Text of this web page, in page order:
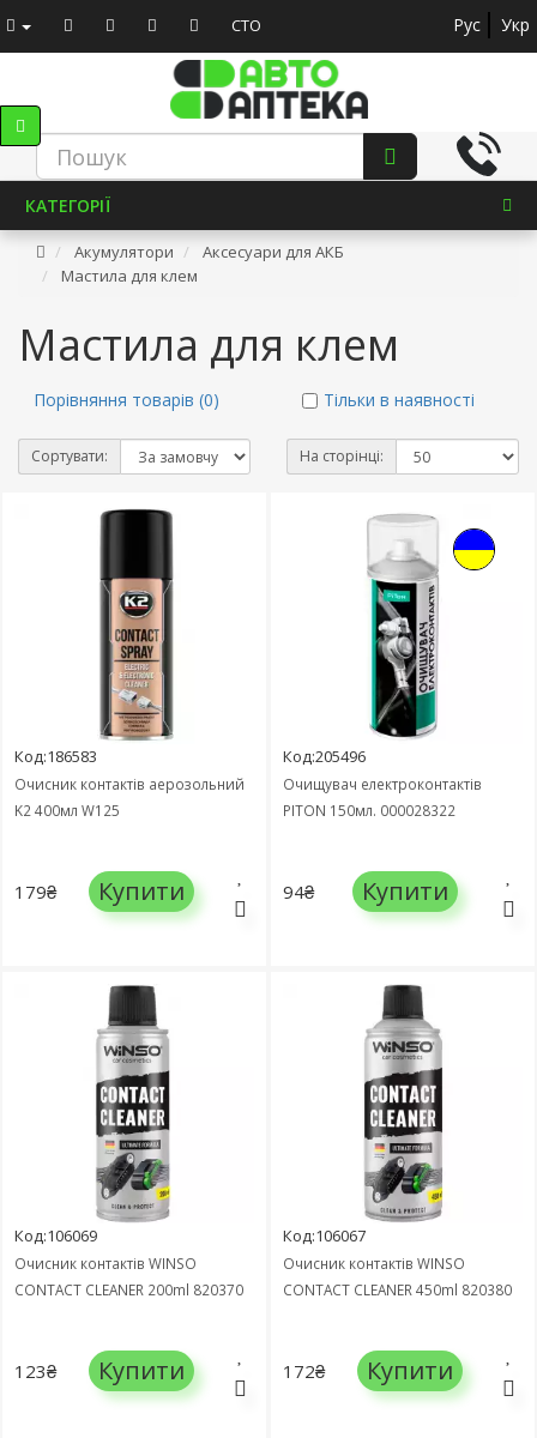
СТО Рус Укр
КАТЕГОРІЇ
Акумулятори
Аксесуари для АКБ
Мастила для клем
Мастила для клем
Порівняння товарів (0) Тільки в наявності
Сортувати: На сторінці:
Код:186583
Очисник контактів аерозольний
K2 400мл W125
179₴ Купити
Код:205496
Очищувач електроконтактів
PITON 150мл. 000028322
94₴ Купити
Код:106069
Очисник контактів WINSO
CONTACT CLEANER 200ml 820370
123₴ Купити
Код:106067
Очисник контактів WINSO
CONTACT CLEANER 450ml 820380
172₴ Купити